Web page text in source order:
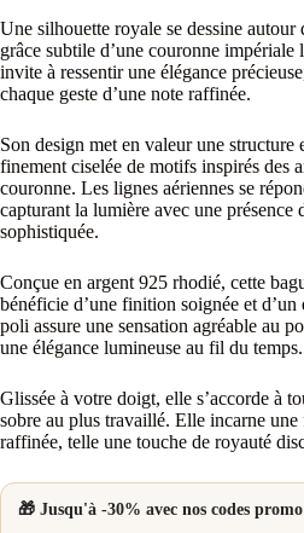
Une silhouette royale se dessine
grâce subtile d’une couronne impériale
invite à ressentir une élégance
chaque geste d’une note raffinée.
Son design met en valeur une structure
finement ciselée de motifs inspirés des
couronne. Les lignes aériennes se
capturant la lumière avec une présence
sophistiquée.
Conçue en argent 925 rhodié, cette
bénéficie d’une finition soignée et
poli assure une sensation agréable au
une élégance lumineuse au fil du temps.
Glissée à votre doigt, elle s’accorde à
sobre au plus travaillé. Elle incarne
raffinée, telle une touche de royauté
🎁 Jusqu'à -30% avec nos codes promo